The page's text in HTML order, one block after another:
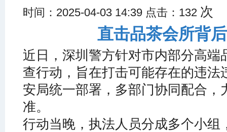
时间：2025-04-03 14:39 点击：132 次
直击品茶会所背
近日，深圳警方针对市内部分高端
查行动，旨在打击可能存在的违法
安局统一部署，多部门协同配合，
准。
行动当晚，执法人员分成多个小组